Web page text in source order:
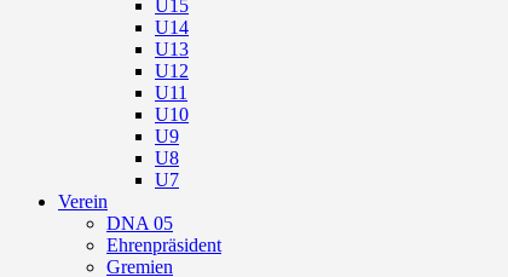
U15
U14
U13
U12
U11
U10
U9
U8
U7
Verein
DNA 05
Ehrenpräsident
Gremien